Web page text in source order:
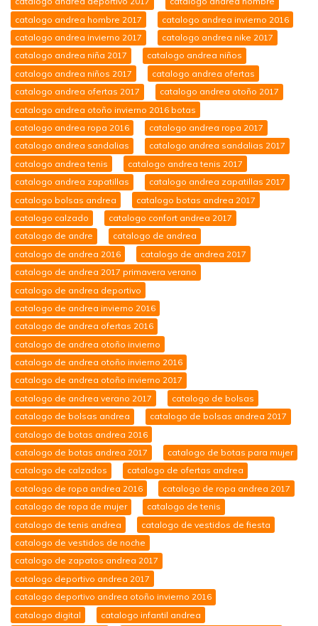
catalogo andrea hombre 2017
catalogo andrea invierno 2016
catalogo andrea invierno 2017
catalogo andrea nike 2017
catalogo andrea niña 2017
catalogo andrea niños
catalogo andrea niños 2017
catalogo andrea ofertas
catalogo andrea ofertas 2017
catalogo andrea otoño 2017
catalogo andrea otoño invierno 2016 botas
catalogo andrea ropa 2016
catalogo andrea ropa 2017
catalogo andrea sandalias
catalogo andrea sandalias 2017
catalogo andrea tenis
catalogo andrea tenis 2017
catalogo andrea zapatillas
catalogo andrea zapatillas 2017
catalogo bolsas andrea
catalogo botas andrea 2017
catalogo calzado
catalogo confort andrea 2017
catalogo de andre
catalogo de andrea
catalogo de andrea 2016
catalogo de andrea 2017
catalogo de andrea 2017 primavera verano
catalogo de andrea deportivo
catalogo de andrea invierno 2016
catalogo de andrea ofertas 2016
catalogo de andrea otoño invierno
catalogo de andrea otoño invierno 2016
catalogo de andrea otoño invierno 2017
catalogo de andrea verano 2017
catalogo de bolsas
catalogo de bolsas andrea
catalogo de bolsas andrea 2017
catalogo de botas andrea 2016
catalogo de botas andrea 2017
catalogo de botas para mujer
catalogo de calzados
catalogo de ofertas andrea
catalogo de ropa andrea 2016
catalogo de ropa andrea 2017
catalogo de ropa de mujer
catalogo de tenis
catalogo de tenis andrea
catalogo de vestidos de fiesta
catalogo de vestidos de noche
catalogo de zapatos andrea 2017
catalogo deportivo andrea 2017
catalogo deportivo andrea otoño invierno 2016
catalogo digital
catalogo infantil andrea